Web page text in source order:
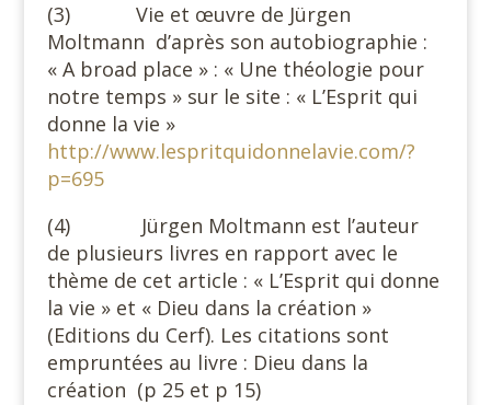
(3) Vie et œuvre de Jürgen
Moltmann d’après son autobiographie :
« A broad place » : « Une théologie pour
notre temps » sur le site : « L’Esprit qui
donne la vie »
http://www.lespritquidonnelavie.com/?
p=695
(4) Jürgen Moltmann est l’auteur
de plusieurs livres en rapport avec le
thème de cet article : « L’Esprit qui donne
la vie » et « Dieu dans la création »
(Editions du Cerf). Les citations sont
empruntées au livre : Dieu dans la
création (p 25 et p 15)